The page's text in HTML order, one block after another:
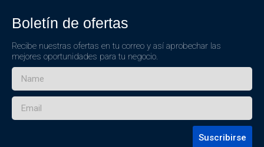
Boletín de ofertas
Recibe nuestras ofertas en tu correo y así aprobechar las
mejores oportunidades para tu negocio.
Suscribirse